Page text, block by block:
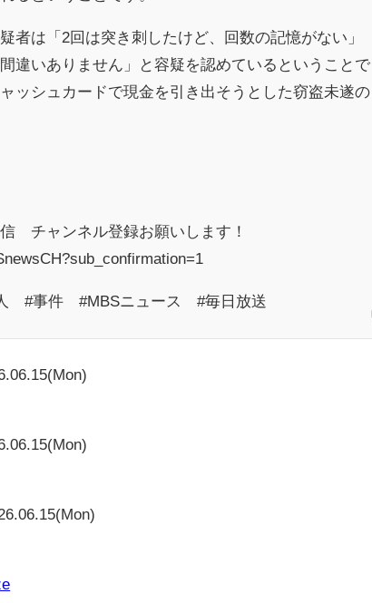
は「2回は突き刺したけど、回数の記憶がない」
違いありません」と容疑を認めているということで
ッシュカードで現金を引き出そうとした窃盗未遂の
チャンネル登録お願いします！
#事件 #MBSニュース #毎日放送